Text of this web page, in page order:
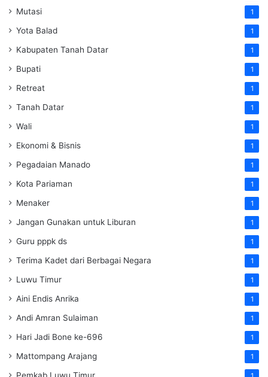
Mutasi 1
Yota Balad 1
Kabupaten Tanah Datar 1
Bupati 1
Retreat 1
Tanah Datar 1
Wali 1
Ekonomi & Bisnis 1
Pegadaian Manado 1
Kota Pariaman 1
Menaker 1
Jangan Gunakan untuk Liburan 1
Guru pppk ds 1
Terima Kadet dari Berbagai Negara 1
Luwu Timur 1
Aini Endis Anrika 1
Andi Amran Sulaiman 1
Hari Jadi Bone ke-696 1
Mattompang Arajang 1